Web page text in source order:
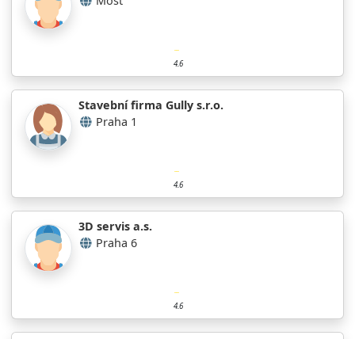
4.6
Stavební firma Gully s.r.o.
Praha 1
4.6
3D servis a.s.
Praha 6
4.6